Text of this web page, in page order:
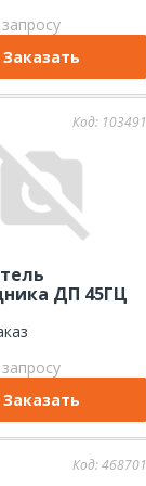
Заказать
Код: 103491
ДП 45ГЦ
Заказать
Код:468701